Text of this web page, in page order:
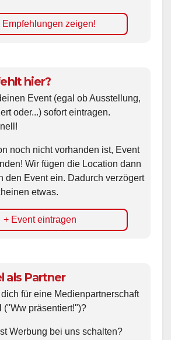
Empfehlungen zeigen!
hier?
Event (egal ob Ausstellung,
oder...) sofort eintragen.
noch nicht vorhanden ist, Event
Wir fügen die Location dann
den Event ein. Dadurch verzögert
etwas.
+ Event eintragen
als Partner
für eine Medienpartnerschaft
("Ww präsentiert!")?
Werbung bei uns schalten?